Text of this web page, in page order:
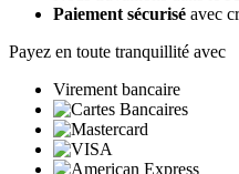
Paiement sécurisé avec
Payez en toute tranquillité avec
Virement bancaire